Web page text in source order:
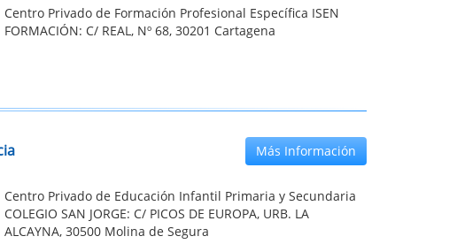
Centro Privado de Formación Profesional Específica ISEN
FORMACIÓN: C/ REAL, Nº 68, 30201 Cartagena
Más Información
Centro Privado de Educación Infantil Primaria y Secundaria
COLEGIO SAN JORGE: C/ PICOS DE EUROPA, URB. LA
ALCAYNA, 30500 Molina de Segura